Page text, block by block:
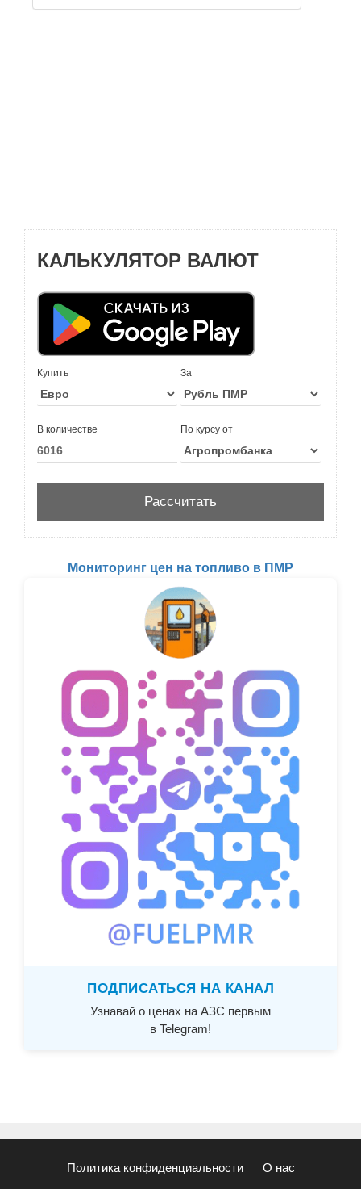
КАЛЬКУЛЯТОР ВАЛЮТ
Купить За
В количестве По курсу от
Мониторинг цен на топливо в ПМР
ПОДПИСАТЬСЯ НА КАНАЛ
Узнавай о ценах на АЗС первым
в Telegram!
Политика конфиденциальности О нас